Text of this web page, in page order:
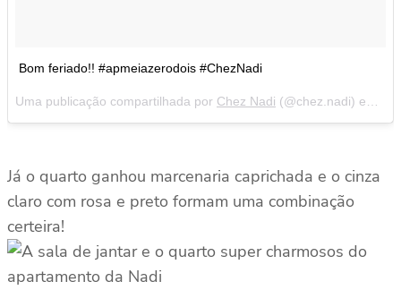
Bom feriado!! #apmeiazerodois #ChezNadi
Uma publicação compartilhada por Chez Nadi (@chez.nadi) em
Já o quarto ganhou marcenaria caprichada e o cinza
claro com rosa e preto formam uma combinação
certeira!